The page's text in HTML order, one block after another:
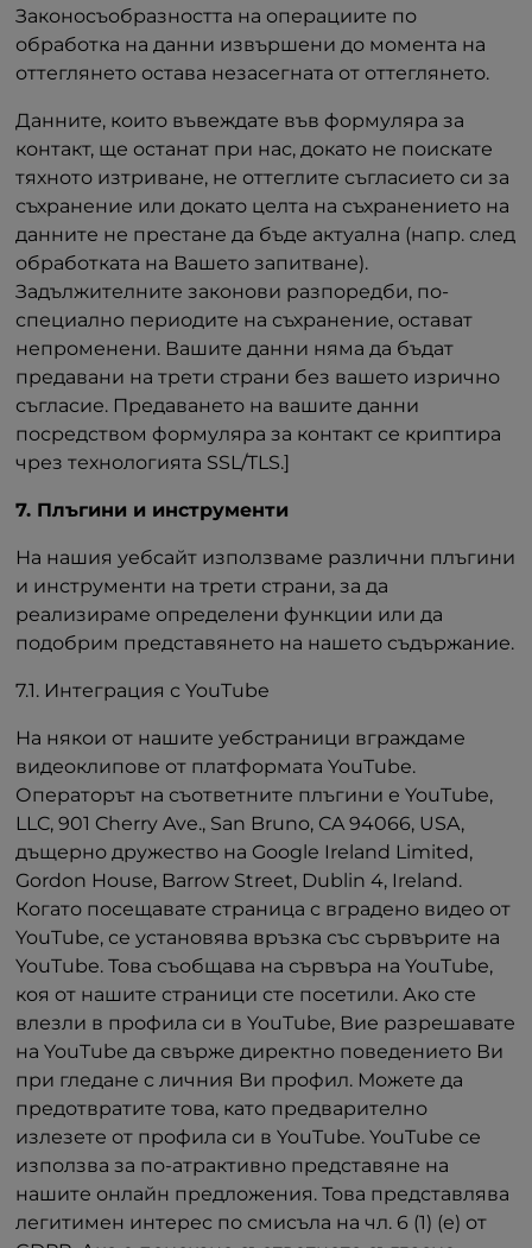
Законосъобразността на операциите по
обработка на данни извършени до момента на
оттеглянето остава незасегната от оттеглянето.
Данните, които въвеждате във формуляра за
контакт, ще останат при нас, докато не поискате
тяхното изтриване, не оттеглите съгласието си за
съхранение или докато целта на съхранението на
данните не престане да бъде актуална (напр. след
обработката на Вашето запитване).
Задължителните законови разпоредби, по-
специално периодите на съхранение, остават
непроменени. Вашите данни няма да бъдат
предавани на трети страни без вашето изрично
съгласие. Предаването на вашите данни
посредством формуляра за контакт се криптира
чрез технологията SSL/TLS.]
7. Плъгини и инструменти
На нашия уебсайт използваме различни плъгини
и инструменти на трети страни, за да
реализираме определени функции или да
подобрим представянето на нашето съдържание.
7.1. Интеграция с YouTube
На някои от нашите уебстраници вграждаме
видеоклипове от платформата YouTube.
Операторът на съответните плъгини е YouTube,
LLC, 901 Cherry Ave., San Bruno, CA 94066, USA,
дъщерно дружество на Google Ireland Limited,
Gordon House, Barrow Street, Dublin 4, Ireland.
Когато посещавате страница с вградено видео от
YouTube, се установява връзка със сървърите на
YouTube. Това съобщава на сървъра на YouTube,
коя от нашите страници сте посетили. Ако сте
влезли в профила си в YouTube, Вие разрешавате
на YouTube да свърже директно поведението Ви
при гледане с личния Ви профил. Можете да
предотвратите това, като предварително
излезете от профила си в YouTube. YouTube се
използва за по-атрактивно представяне на
нашите онлайн предложения. Това представлява
легитимен интерес по смисъла на чл. 6 (1) (е) от